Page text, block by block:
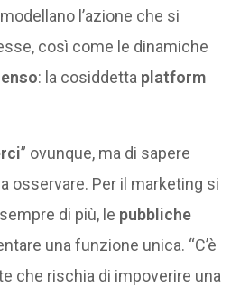
l’azione che si
così come le dinamiche
: la cosiddetta platform
” ovunque, ma di sapere
osservare. Per il marketing si
di più, le pubbliche
una funzione unica. “C’è
che rischia di impoverire una